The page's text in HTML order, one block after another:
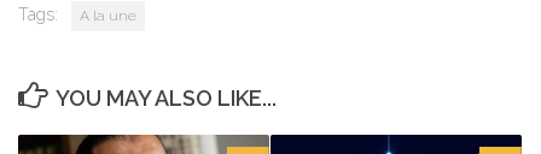
Tags: A la une
YOU MAY ALSO LIKE...